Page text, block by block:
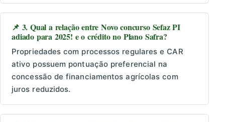
📌 3. Qual a relação entre Novo concurso Sefaz PI
adiado para 2025! e o crédito no Plano Safra?
Propriedades com processos regulares e CAR
ativo possuem pontuação preferencial na
concessão de financiamentos agrícolas com
juros reduzidos.